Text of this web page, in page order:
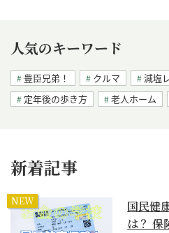
人気のキーワード
豊臣兄弟！ クルマ 減塩
定年後の歩き方
老人ホーム
新着記事
NEW
国民健
は？